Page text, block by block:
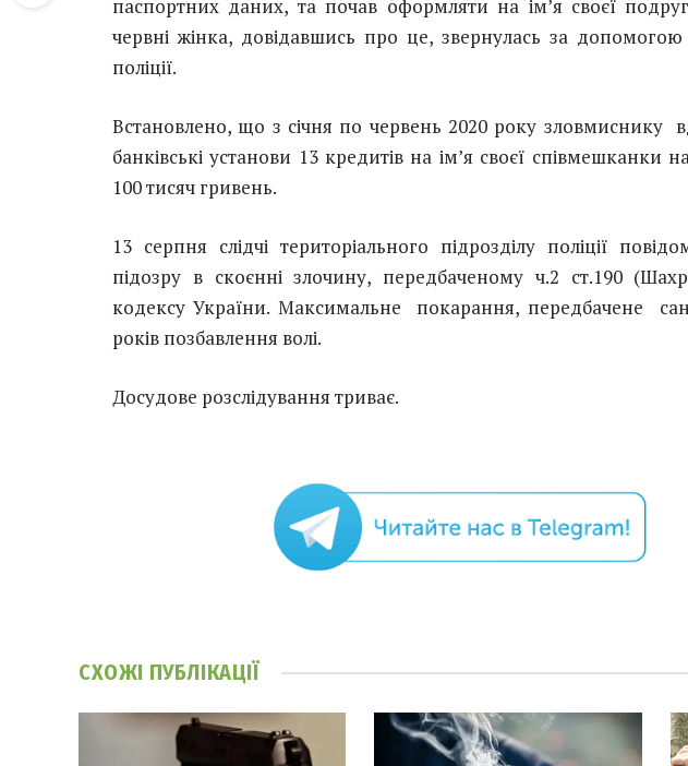
паспортних даних, та почав оформляти на ім’я своєї
червні жінка, довідавшись про це, звернулась за
поліції.
Встановлено, що з січня по червень 2020 року зловмиснику
банківські установи 13 кредитів на ім’я своєї співмешканки
100 тисяч гривень.
13 серпня слідчі територіального підрозділу поліції
підозру в скоєнні злочину, передбаченому ч.2 ст.190
кодексу України. Максимальне покарання, передбачене
років позбавлення волі.
Досудове розслідування триває.
СХОЖІ ПУБЛІКАЦІЇ